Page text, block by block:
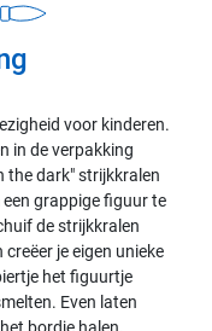
voor kinderen.
in de verpakking
the dark" strijkkralen
grappige figuur te
de strijkkralen
je eigen unieke
het figuurtje
Even laten
bordje halen.